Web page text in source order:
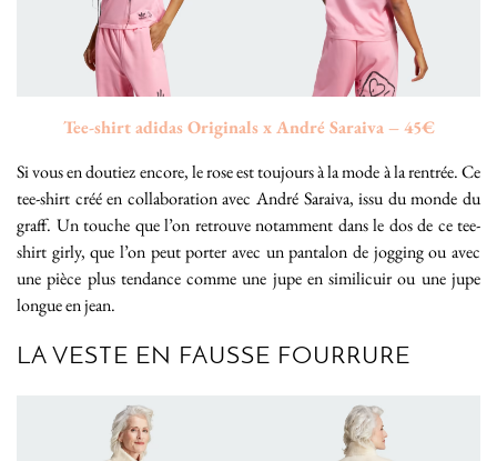
Tee-shirt adidas Originals x André Saraiva – 45€
Si vous en doutiez encore, le rose est toujours à la mode à la rentrée. Ce
tee-shirt créé en collaboration avec André Saraiva, issu du monde du
graff. Un touche que l’on retrouve notamment dans le dos de ce tee-
shirt girly, que l’on peut porter avec un pantalon de jogging ou avec
une pièce plus tendance comme une jupe en similicuir ou une jupe
longue en jean.
LA VESTE EN FAUSSE FOURRURE